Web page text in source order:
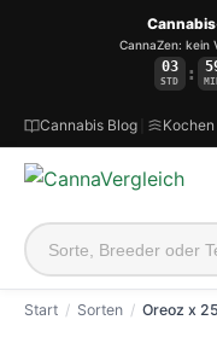
CannaZen: kein
03
STD :
Cannabis Blog
Start Sorten Oreoz x